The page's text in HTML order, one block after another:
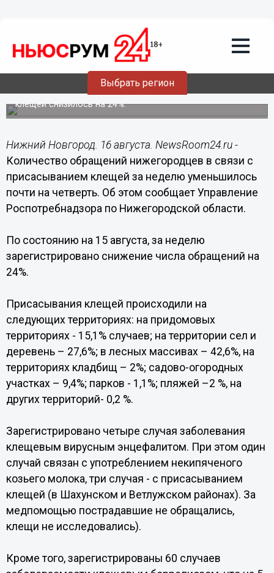
Выбрать регион
16.08.201916:14
Клещи стали реже кусать
нижегородцев
За неделю количество обращений с присасыванием
клещей снизилось на 24%.
Нижний Новгород. 16 августа. NewsRoom24.ru -
Количество обращений нижегородцев в связи с
присасыванием клещей за неделю уменьшилось
почти на четверть. Об этом сообщает Управление
Роспотребнадзора по Нижегородской области.
По состоянию на 15 августа, за неделю
зарегистрировано снижение числа обращений на
24%.
Присасывания клещей происходили на
следующих территориях: на придомовых
территориях - 15,1% случаев; на территории сел и
деревень – 27,6%; в лесных массивах – 42,6%, на
территориях кладбищ – 2%; садово-огородных
участках – 9,4%; парков - 1,1%; пляжей –2 %, на
других территорий- 0,2 %.
Зарегистрировано четыре случая заболевания
клещевым вирусным энцефалитом. При этом один
случай связан с употреблением некипяченого
козьего молока, три случая - с присасыванием
клещей (в Шахунском и Ветлужском районах). За
медпомощью пострадавшие не обращались,
клещи не исследовались).
Кроме того, зарегистрированы 60 случаев